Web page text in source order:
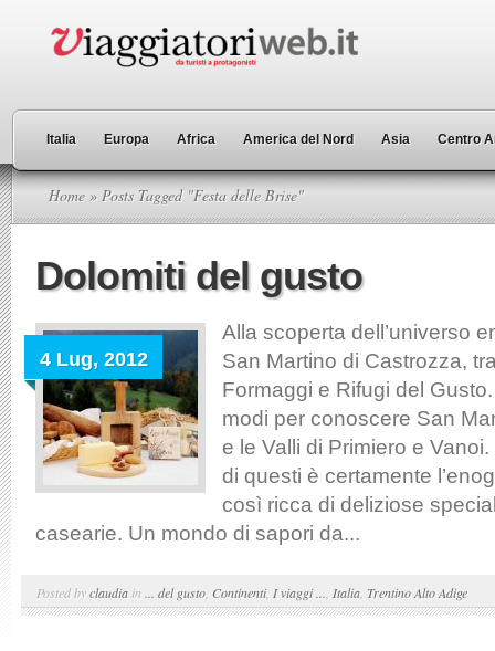
Italia Europa Africa America del Nord Asia Centro
Home » Posts Tagged "Festa delle Brise"
Dolomiti del gusto
4 Lug, 2012
Alla scoperta dell’universo
San Martino di Castrozza,
Formaggi e Rifugi del
modi per conoscere San
e le Valli di Primiero e
di questi è certamente
così ricca di deliziose
casearie. Un mondo di sapori da...
Posted byclaudia in ... del gusto Continenti, I viaggi ... Italia Trentino Alto Adige